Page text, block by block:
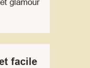
glamour
facile